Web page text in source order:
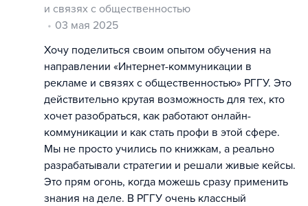
и связях с общественностью
03 мая 2025
Хочу поделиться своим опытом обучения на
направлении «Интернет-коммуникации в
рекламе и связях с общественностью» РГГУ. Это
действительно крутая возможность для тех, кто
хочет разобраться, как работают онлайн-
коммуникации и как стать профи в этой сфере.
Мы не просто учились по книжкам, а реально
разрабатывали стратегии и решали живые кейсы.
Это прям огонь, когда можешь сразу применить
знания на деле. В РГГУ очень классный